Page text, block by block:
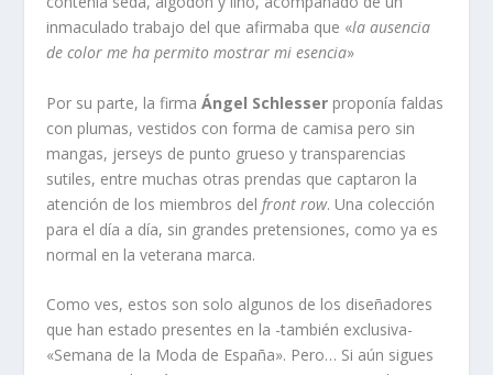
inmaculado trabajo del que afirmaba que «la ausencia
de color me ha permito mostrar mi esencia»
Por su parte, la firmaÁngel Schlesser proponía faldas
con plumas, vestidos con forma de camisa pero sin
mangas, jerseys de punto grueso y transparencias
sutiles, entre muchas otras prendas que captaron la
atención de los miembros del front row. Una colección
para el día a día, sin grandes pretensiones, como ya es
normal en la veterana marca.
Como ves, estos son solo algunos de los diseñadores
que han estado presentes en la -también exclusiva-
«Semana de la Moda de España». Pero… Si aún sigues